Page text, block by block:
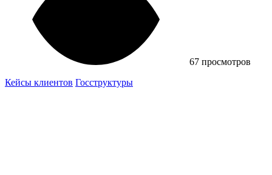
67 просмотров
Кейсы клиентов Госструктуры